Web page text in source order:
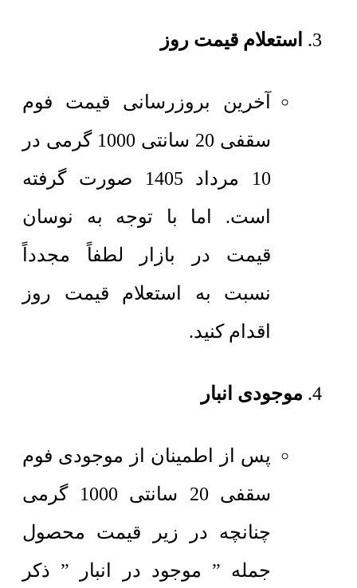
استعلام قیمت روز
آخرین بروزرسانی قیمت فوم
سقفی 20 سانتی 1000 گرمی در
10 مرداد 1405 صورت گرفته
است. اما با توجه به نوسان
قیمت در بازار لطفاً مجدداً
نسبت به استعلام قیمت روز
اقدام کنید.
موجودی انبار
پس از اطمینان از موجودی فوم
سقفی 20 سانتی 1000 گرمی
چنانچه در زیر قیمت محصول
جمله ” موجود در انبار ” ذکر